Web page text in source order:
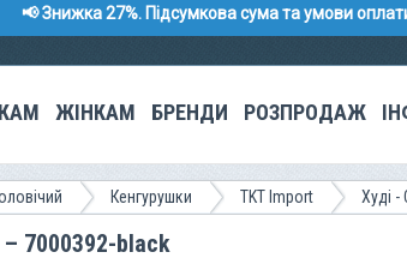
📢 Знижка 27%. Підсумкова сума та умови
ЖІНКАМ БРЕНДИ РОЗПРОДАЖ
Кенгурушки TKT Import Худі -
– 7000392-black